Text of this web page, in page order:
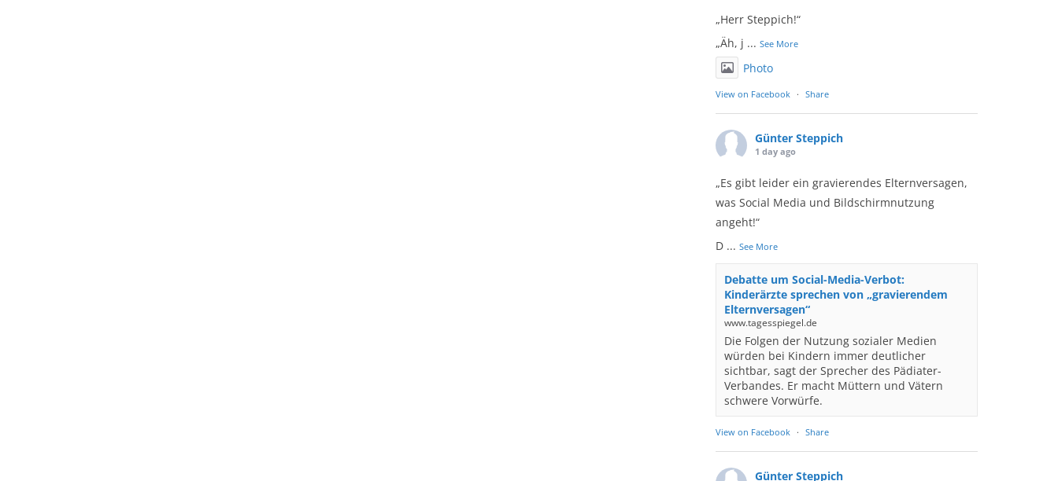
„Herr Steppich!“
„Äh, j ... See More
Photo
View on Facebook · Share
Günter Steppich
1 day ago
„Es gibt leider ein gravierendes Elternversagen,
was Social Media und Bildschirmnutzung
angeht!“
D ... See More
Debatte um Social-Media-Verbot:
Kinderärzte sprechen von „gravierendem
Elternversagen“
www.tagesspiegel.de
Die Folgen der Nutzung sozialer Medien
würden bei Kindern immer deutlicher
sichtbar, sagt der Sprecher des Pädiater-
Verbandes. Er macht Müttern und Vätern
schwere Vorwürfe.
View on Facebook · Share
Günter Steppich